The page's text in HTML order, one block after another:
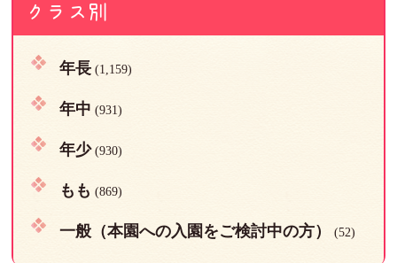
クラス別
年長(1,159)
年中 (931)
年少(930)
もも (869)
一般（本園への入園をご検討中の方） (52)